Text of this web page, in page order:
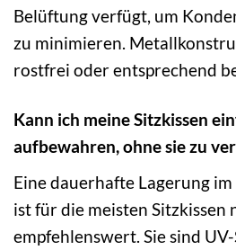
Belüftung verfügt, um
zu minimieren.
rostfrei oder entsprechend
Kann ich meine Sitzkissen
aufbewahren, ohne sie zu
Eine dauerhafte Lagerung
ist für die meisten Sitzkissen
empfehlenswert. Sie sind